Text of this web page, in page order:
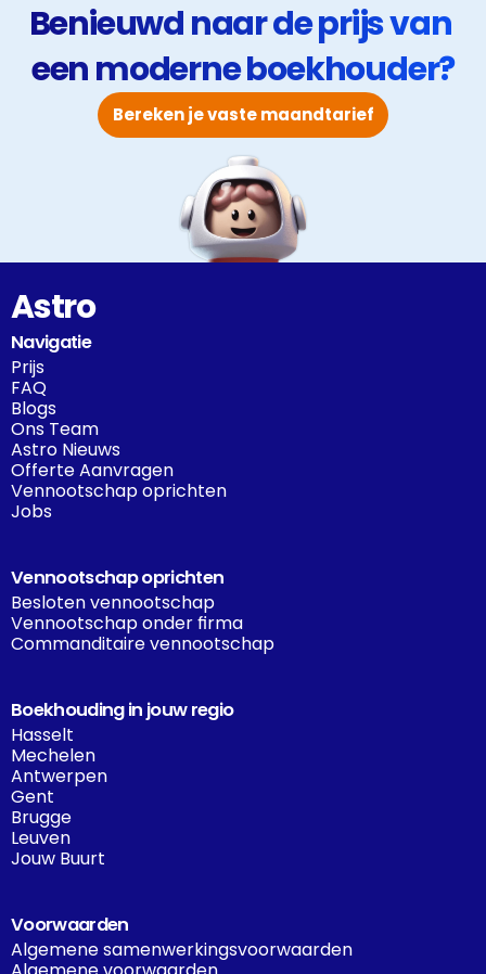
Benieuwd naar de prijs van
een moderne boekhouder?
Bereken je vaste maandtarief
Astro
Navigatie
Prijs
FAQ
Blogs
Ons Team
Astro Nieuws
Offerte Aanvragen
Vennootschap oprichten
Jobs
Vennootschap oprichten
Besloten vennootschap
Vennootschap onder firma
Commanditaire vennootschap
Boekhouding in jouw regio
Hasselt
Mechelen
Antwerpen
Gent
Brugge
Leuven
Jouw Buurt
Voorwaarden
Algemene samenwerkingsvoorwaarden